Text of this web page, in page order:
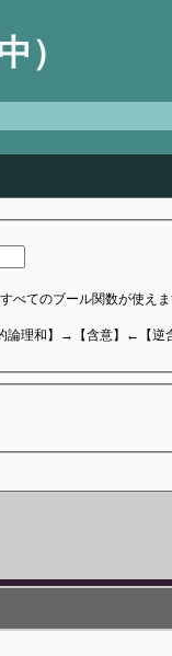
）
てのブール関数が使え
理和】→【含意】←【逆